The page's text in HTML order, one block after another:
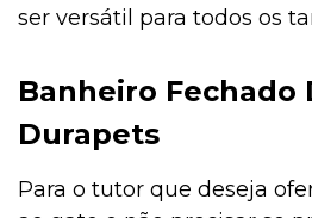
ser versátil para todos os
Banheiro Fechado
Durapets
Para o tutor que deseja